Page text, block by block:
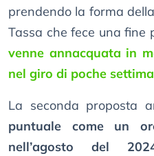
prendendo la forma
Tassa che fece una fine
venne annacquata in
nel giro di poche
La seconda proposta
puntuale come un
nell’agosto del